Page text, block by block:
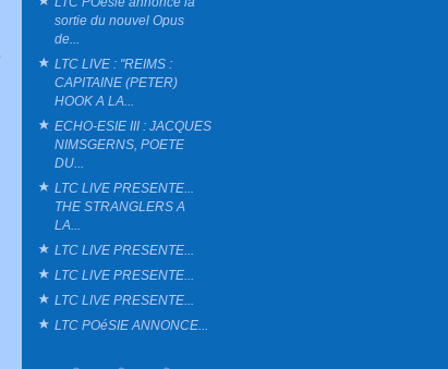
sortie du nouvel Opus
de...
LTC LIVE : "REIMS :
CAPITAINE (PETER)
HOOK A LA...
ECHO-ESIE III : JACQUES
NIMSGERNS, POETE
DU...
LTC LIVE PRESENTE...
THE STRANGLERS A
LA...
LTC LIVE PRESENTE...
LTC LIVE PRESENTE...
LTC LIVE PRESENTE...
LTC POéSIE ANNONCE...